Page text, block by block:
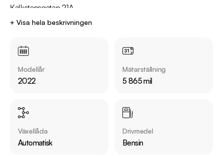
Kalkstensgatan 21A
64547 Strängnäs
Därför ska du välja Riddermark Bil:
* Störst i Sverige på begagnade bilar
* Erbjuder hemleverans i hela Sverige
* 14 dagars helförsäkring via Folksam
* Våra bilar är testade på över 100 punkter
+ Visa hela beskrivningen
Modellår
2022
Mätarställning
5 865 mil
Växellåda
Automatisk
Drivmedel
Bensin